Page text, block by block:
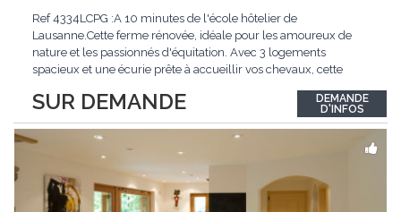
SUR DEMANDE
Ref 4334LCPG :A 10 minutes de l'école hôtelier de
Lausanne.Cette ferme rénovée, idéale pour les amoureux de
nature et les passionnés d'équitation. Avec 3 logements
spacieux et une écurie prête à accueillir vos chevaux, cette
authentique et confort moderne. - 3 logements confortables :
duplex 2,5 pièces, duplex 4,5 pièces avec...
DEMANDE
D'INFOS